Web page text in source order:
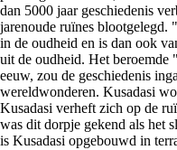
dan 5000 jaar geschiedenis
jarenoude ruïnes blootgelegd.
in de oudheid en is dan ook
uit de oudheid. Het
eeuw, zou de geschiedenis
wereldwonderen. Kusadasi
Kusadasi verheft zich op de
was dit dorpje gekend als het
is Kusadasi opgebouwd in